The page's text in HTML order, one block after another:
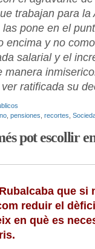
trabajan para
pone en el
encima y no
salarial y el
ratificada su
pensiones recortes
pot escollir
que si
reduir el
en què es